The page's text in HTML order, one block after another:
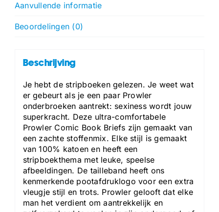
Aanvullende informatie
Beoordelingen (0)
Beschrijving
Je hebt de stripboeken gelezen. Je weet wat
er gebeurt als je een paar Prowler
onderbroeken aantrekt: sexiness wordt jouw
superkracht. Deze ultra-comfortabele
Prowler Comic Book Briefs zijn gemaakt van
een zachte stoffenmix. Elke stijl is gemaakt
van 100% katoen en heeft een
stripboekthema met leuke, speelse
afbeeldingen. De tailleband heeft ons
kenmerkende pootafdruklogo voor een extra
vleugje stijl en trots. Prowler gelooft dat elke
man het verdient om aantrekkelijk en